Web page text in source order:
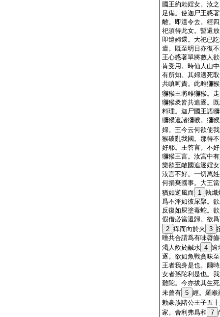
國王約勅婬女。汝
足備。使迦尸王惑
離。即遣令去。經
祀須得此女。暫還
即遣婦還。大祀已
遣。既至明日亦復
王心惑著單將數人
肯受用。時仙人山
有所知。其婦適死
共瞋呵責。此雌獼
獼猴王將雌獼猴。
獼猴衆皆共追逐。
料理。迦尸國王語
獼猴還諸獼猴。獼
婦。王今云何欲使
猴破亂我國。那得
好耶。王答言。不
獼猴王言。汝宮中
樂欲至敵國追逐婬
汝言不好。一切萬
何捐棄國事。大王
猶如逆風而 1 執熾
爲不淨如彼屎聚。
反復如屎塗毒蛇。
假借必當還歸。欲
2 痒而向於火 3
唾共合謂爲有味脣
渇人飮於鹹水 4 逾
逐。欲如魚戰貪味
王者我身是也。爾
女者孫陀利是也。
難陀。今亦拔其生
未曾有 5 經。羅睺
勅豪族諸公王子五
家。舍利弗爲和 7